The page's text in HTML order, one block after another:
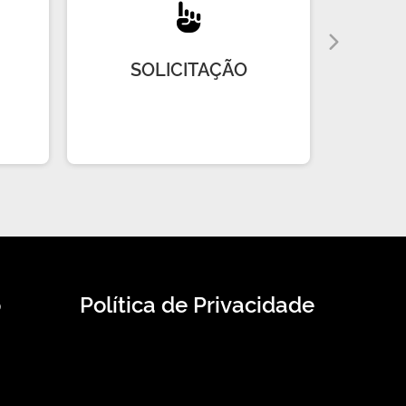
SOLICITAÇÃO
Política de Privacidade